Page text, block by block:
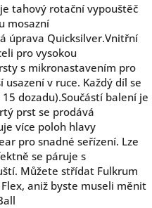
tahový rotační vypouštěč
mosazní
úprava Quicksilver.Vnitřní
pro vysokou
s mikronastavením pro
v ruce. Každý díl se
dozadu).Součástí balení je
prst se prodává
více poloh hlavy
pro snadné seřízení. Lze
se páruje s
Můžete střídat Fulkrum
aniž byste museli měnit